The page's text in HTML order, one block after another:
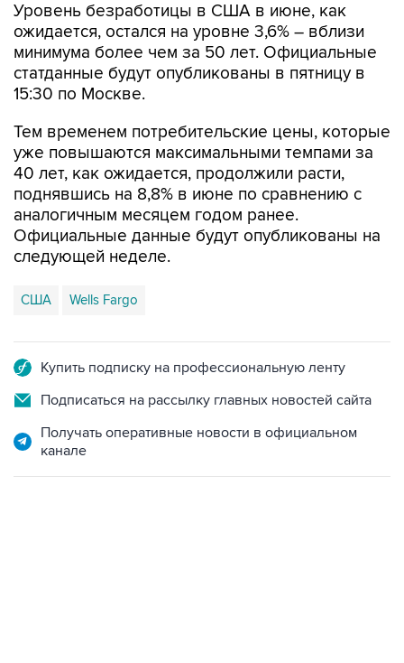
Уровень безработицы в США в июне, как
ожидается, остался на уровне 3,6% – вблизи
минимума более чем за 50 лет. Официальные
статданные будут опубликованы в пятницу в
15:30 по Москве.
Тем временем потребительские цены, которые
уже повышаются максимальными темпами за
40 лет, как ожидается, продолжили расти,
поднявшись на 8,8% в июне по сравнению с
аналогичным месяцем годом ранее.
Официальные данные будут опубликованы на
следующей неделе.
США Wells Fargo
Купить подписку на профессиональную ленту
Подписаться на рассылку главных новостей сайта
Получать оперативные новости в официальном
канале